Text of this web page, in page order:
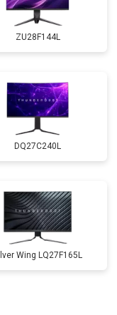
ZU28F144L
DQ27C240L
Wing LQ27F165L